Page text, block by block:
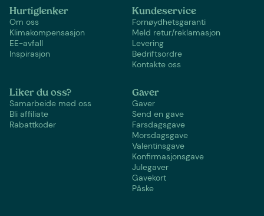
Hurtiglenker
Om oss
Klimakompensasjon
EE-avfall
Inspirasjon
Kundeservice
Fornøydhetsgaranti
Meld retur/reklamasjon
Levering
Bedriftsordre
Kontakte oss
Liker du oss?
Samarbeide med oss
Bli affiliate
Rabattkoder
Gaver
Gaver
Send en gave
Farsdagsgave
Morsdagsgave
Valentinsgave
Konfirmasjonsgave
Julegaver
Gavekort
Påske